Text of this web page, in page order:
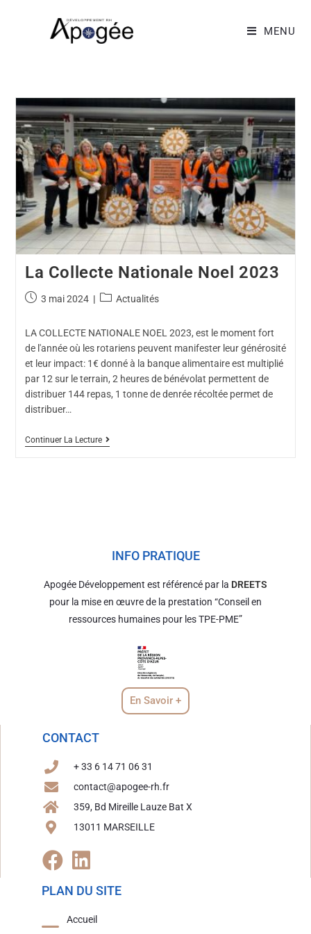
MENU
La Collecte Nationale Noel 2023
3 mai 2024 Actualités
LA COLLECTE NATIONALE NOEL 2023, est le moment fort
de l'année où les rotariens peuvent manifester leur générosité
et leur impact: 1€ donné à la banque alimentaire est multiplié
par 12 sur le terrain, 2 heures de bénévolat permettent de
distribuer 144 repas, 1 tonne de denrée récoltée permet de
distribuer…
Continuer La Lecture
INFO PRATIQUE
Apogée Développement est référencé par la DREETS
pour la mise en œuvre de la prestation “Conseil en
ressources humaines pour les TPE-PME”
En Savoir +
CONTACT
+ 33 6 14 71 06 31
contact@apogee-rh.fr
359, Bd Mireille Lauze Bat X
13011 MARSEILLE
PLAN DU SITE
Accueil